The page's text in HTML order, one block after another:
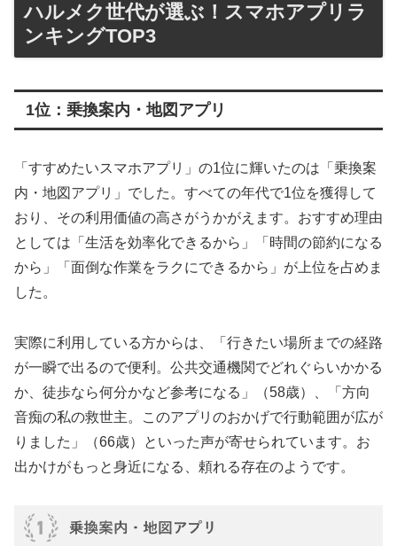
ハルメク世代が選ぶ！スマホアプリラ
ンキングTOP3
1位：乗換案内・地図アプリ
「すすめたいスマホアプリ」の1位に輝いたのは「乗換案
内・地図アプリ」でした。すべての年代で1位を獲得して
おり、その利用価値の高さがうかがえます。おすすめ理由
としては「生活を効率化できるから」「時間の節約になる
から」「面倒な作業をラクにできるから」が上位を占めま
した。
実際に利用している方からは、「行きたい場所までの経路
が一瞬で出るので便利。公共交通機関でどれぐらいかかる
か、徒歩なら何分かなど参考になる」（58歳）、「方向
音痴の私の救世主。このアプリのおかげで行動範囲が広が
りました」（66歳）といった声が寄せられています。お
出かけがもっと身近になる、頼れる存在のようです。